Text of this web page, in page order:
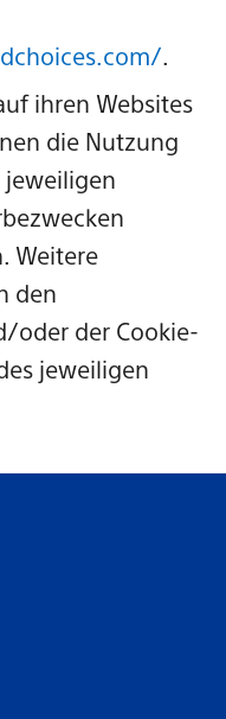
.
ihren Websites
die Nutzung
jeweiligen
Weitere
den
oder der Cookie-
jeweiligen